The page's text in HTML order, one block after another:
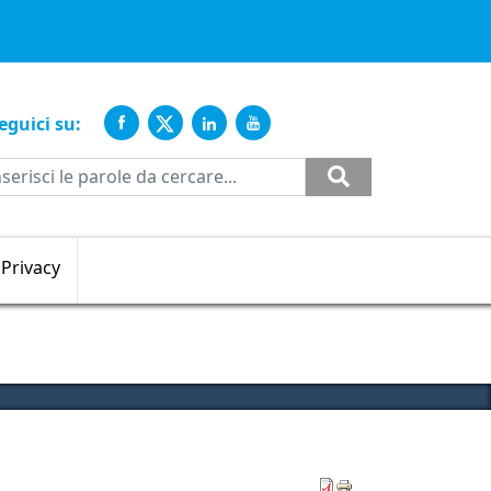
su:
Cerca
Privacy